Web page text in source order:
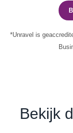
*Unravel is
Bekijk